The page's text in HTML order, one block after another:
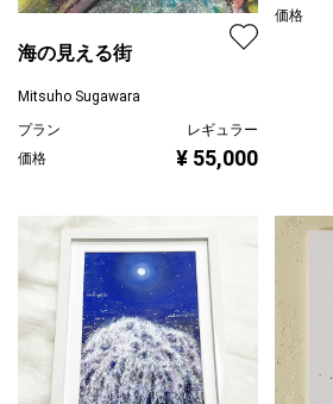
海の見える街
Mitsuho Sugawara
プラン
レギュラー
価格
¥ 55,000
価格